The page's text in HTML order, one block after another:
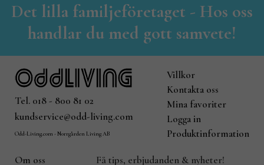
Det lilla familjeföretaget - Hos oss
handlar du med gott samvete!
Tel. 018 - 800 81 02
kundservice@odd-living.com
Odd-Living.com - Norrgården Living AB
Villkor
Kontakta oss
Mina favoriter
Logga in
Produktinformation
Om oss
Få tips, erbjudanden & nyheter!